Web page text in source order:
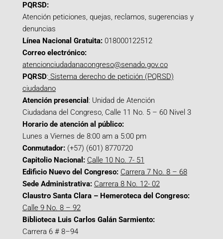
PQRSD:
Atención peticiones, quejas, reclamos, sugerencias y
denuncias
Línea Nacional Gratuita: 018000122512
Correo electrónico:
atencionciudadanacongreso@senado.gov.co
PQRSD: Sistema derecho de petición (PQRSD)
ciudadano
Atención presencial : Unidad de Atención
Ciudadana del Congreso, Calle 11 No. 5 – 60 Nivel 3
Horario de atención al público:
Lunes a Viernes de 8:00 am a 5:00 pm
Conmutador: (+57) (601) 8770720
Capitolio Nacional: Calle 10 No. 7- 51
Edificio Nuevo del Congreso: Carrera 7 No. 8 – 68
Sede Administrativa: Carrera 8 No. 12- 02
Claustro Santa Clara – Hemeroteca del Congreso:
Calle 9 No. 8 – 92
Biblioteca Luis Carlos Galán Sarmiento:
Carrera 6 # 8–94